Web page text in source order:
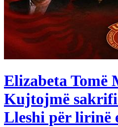
Elizabeta
Kujtojmë
Lleshi për lirinë